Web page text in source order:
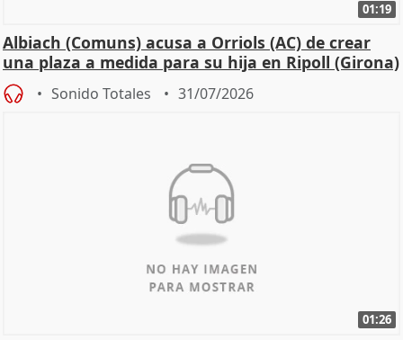
01:19
Albiach (Comuns) acusa a Orriols (AC) de crear
una plaza a medida para su hija en Ripoll (Girona)
Sonido Totales 31/07/2026
01:26